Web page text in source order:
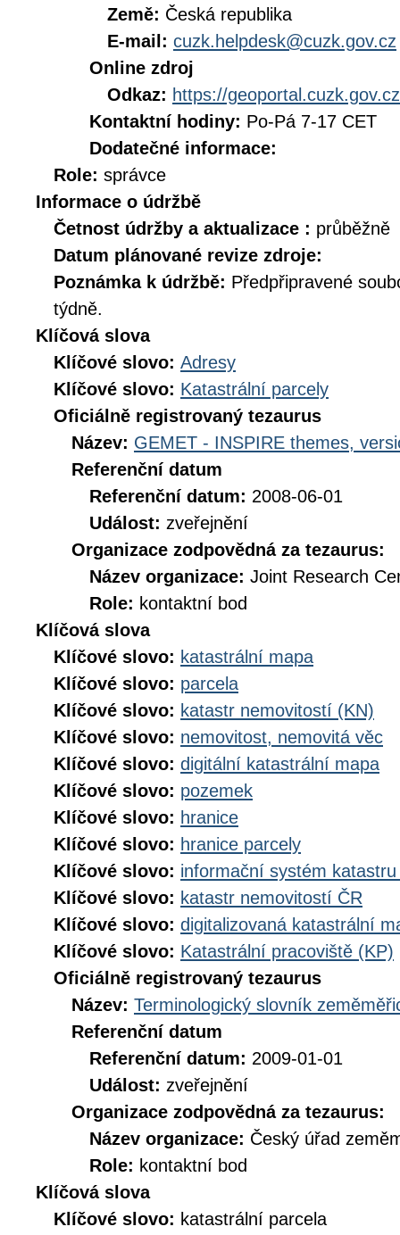
Země: Česká republika
E-mail: cuzk.helpdesk@cuzk.gov.cz
Online zdroj
Odkaz: https://geoportal.cuzk.gov.cz
Kontaktní hodiny: Po-Pá 7-17 CET
Dodatečné informace:
Role: správce
Informace o údržbě
Četnost údržby a aktualizace : průběžně
Datum plánované revize zdroje:
Poznámka k údržbě: Předpřipravené
týdně.
Klíčová slova
Klíčové slovo: Adresy
Klíčové slovo: Katastrální parcely
Oficiálně registrovaný tezaurus
Název: GEMET - INSPIRE themes,
Referenční datum
Referenční datum: 2008-06-01
Událost: zveřejnění
Organizace zodpovědná za tezaurus:
Název organizace: Joint Research
Role: kontaktní bod
Klíčová slova
Klíčové slovo: katastrální mapa
Klíčové slovo: parcela
Klíčové slovo: katastr nemovitostí (KN)
Klíčové slovo: nemovitost, nemovitá věc
Klíčové slovo: digitální katastrální mapa
Klíčové slovo: pozemek
Klíčové slovo: hranice
Klíčové slovo: hranice parcely
Klíčové slovo: informační systém
Klíčové slovo: katastr nemovitostí ČR
Klíčové slovo: digitalizovaná katastrální
Klíčové slovo: Katastrální pracoviště (KP)
Oficiálně registrovaný tezaurus
Název: Terminologický slovník
Referenční datum
Referenční datum: 2009-01-01
Událost: zveřejnění
Organizace zodpovědná za tezaurus:
Název organizace: Český úřad
Role: kontaktní bod
Klíčová slova
Klíčové slovo: katastrální parcela